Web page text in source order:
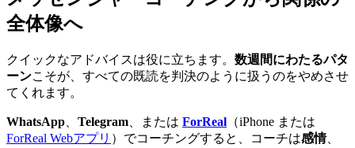
全体像へ
クイックなアドバイスは役に立ちます。 数週間にわたるパタ
ーンこそが、すべての既読を判決のように扱うのをやめさせ
てくれます。
WhatsApp Telegram 、または ForReal （iPhone または
ForReal Webアプリ ）でコーチングすると、コーチは感情、